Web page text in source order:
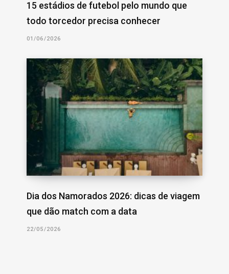
15 estádios de futebol pelo mundo que
todo torcedor precisa conhecer
01/06/2026
Dia dos Namorados 2026: dicas de viagem
que dão match com a data
22/05/2026